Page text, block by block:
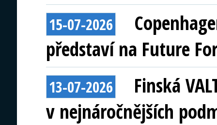
15-07-2026
představí na Future
13-07-2026
Finská
v nejnáročnějších